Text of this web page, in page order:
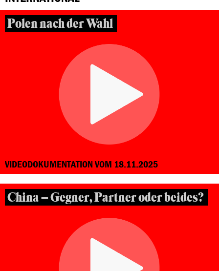
Polen nach der Wahl
VIDEODOKUMENTATION VOM 18.11.2025
China – Gegner, Partner oder beides?